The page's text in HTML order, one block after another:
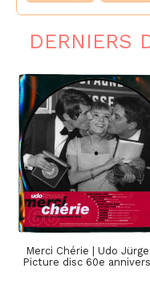
DERNIERS
Merci Chérie | Udo
Picture disc 60e